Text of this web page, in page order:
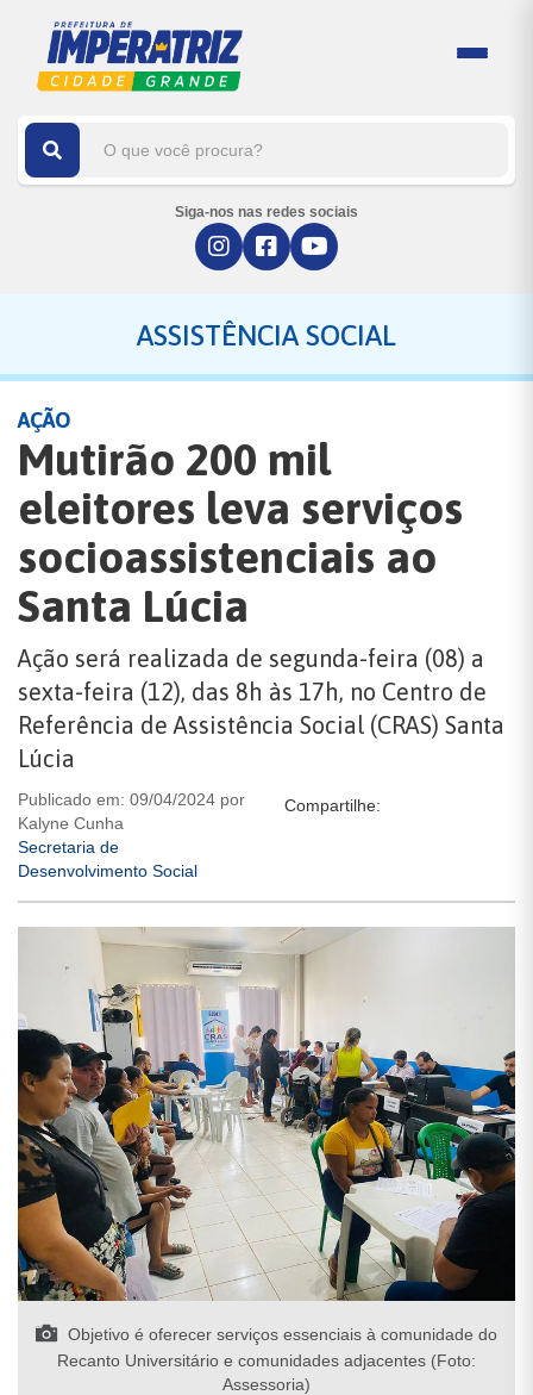
Siga-nos nas redes sociais
ASSISTÊNCIA SOCIAL
AÇÃO
Mutirão 200 mil
eleitores leva serviços
socioassistenciais ao
Santa Lúcia
Ação será realizada de segunda-feira (08) a
sexta-feira (12), das 8h às 17h, no Centro de
Referência de Assistência Social (CRAS) Santa
Lúcia
Publicado em: 09/04/2024 por
Kalyne Cunha
Secretaria de
Desenvolvimento Social
Compartilhe:
Objetivo é oferecer serviços essenciais à comunidade do
Recanto Universitário e comunidades adjacentes (Foto:
Assessoria)